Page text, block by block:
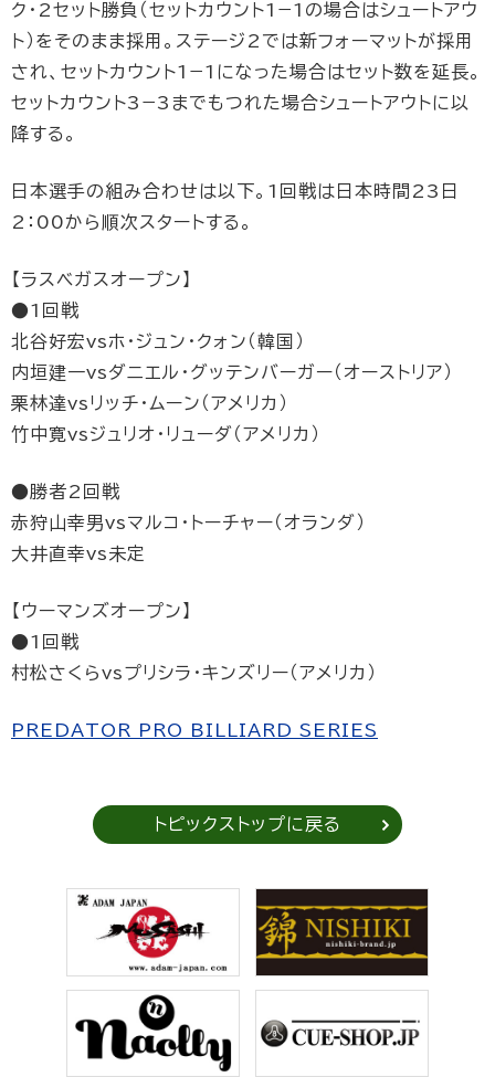
ク・2セット勝負（セットカウント1−1の場合はシュートアウ
ト）をそのまま採用。ステージ2では新フォーマットが採用
され、セットカウント1−1になった場合はセット数を延長。
セットカウント3−3までもつれた場合シュートアウトに以
降する。
日本選手の組み合わせは以下。1回戦は日本時間23日
2：00から順次スタートする。
【ラスベガスオープン】
●1回戦
北谷好宏vsホ・ジュン・クォン（韓国）
内垣建一vsダニエル･グッテンバーガー（オーストリア）
栗林達vsリッチ･ムーン（アメリカ）
竹中寛vsジュリオ･リューダ（アメリカ）
●勝者2回戦
赤狩山幸男vsマルコ･トーチャー（オランダ）
大井直幸vs未定
【ウーマンズオープン】
●1回戦
村松さくらvsプリシラ･キンズリー（アメリカ）
PREDATOR PRO BILLIARD SERIES
トピックストップに戻る